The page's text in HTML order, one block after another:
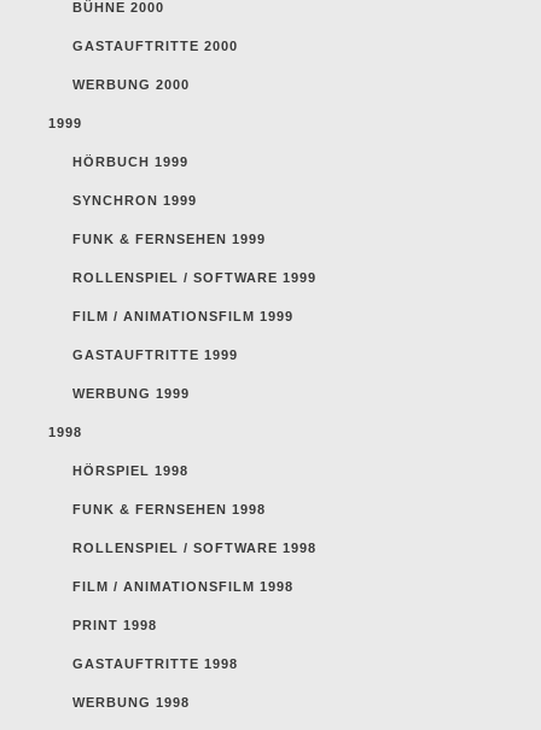
BÜHNE 2000
GASTAUFTRITTE 2000
WERBUNG 2000
1999
HÖRBUCH 1999
SYNCHRON 1999
FUNK & FERNSEHEN 1999
ROLLENSPIEL / SOFTWARE 1999
FILM / ANIMATIONSFILM 1999
GASTAUFTRITTE 1999
WERBUNG 1999
1998
HÖRSPIEL 1998
FUNK & FERNSEHEN 1998
ROLLENSPIEL / SOFTWARE 1998
FILM / ANIMATIONSFILM 1998
PRINT 1998
GASTAUFTRITTE 1998
WERBUNG 1998